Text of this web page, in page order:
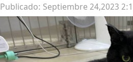
Publicado: Septiembre 24,2023